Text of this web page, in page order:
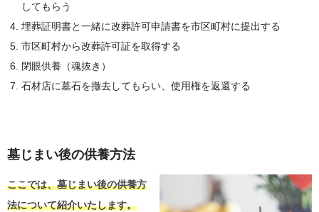
してもらう
埋葬証明書と一緒に改葬許可申請書を市区町村に提出する
市区町村から改葬許可証を取得する
閉眼供養（魂抜き）
石材店に墓石を撤去してもらい、使用権を返還する
墓じまい後の供養方法
ここでは、墓じまい後の供養方
法について紹介いたします。